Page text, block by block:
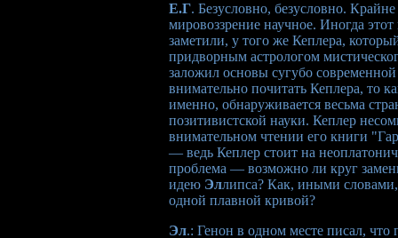
Е.Г. Безусловно, безусловно.
мировоззрение научное. Иногда
заметили, у того же Кеплера,
придворным астрологом
заложил основы сугубо
внимательно почитать Кеплера, то
именно, обнаруживается весьма
позитивистской науки. Кеплер
внимательном чтении его книги
— ведь Кеплер стоит на
проблема — возможно ли круг
идею Эллипса? Как, иными
одной плавной кривой?
Эл.: Генон в одном месте писал, что